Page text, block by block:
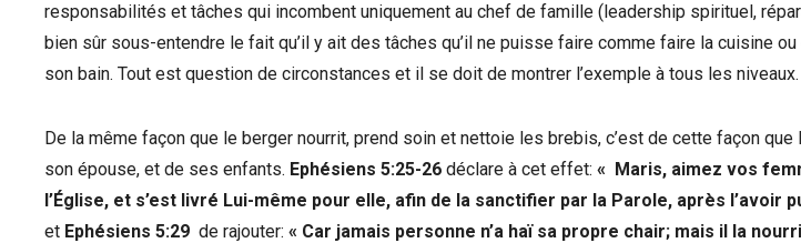
responsabilités et tâches qui incombent uniquement au chef de famille (leadership spirituel,
bien sûr sous-entendre le fait qu’il y ait des tâches qu’il ne puisse faire comme faire la cuisine ou
son bain. Tout est question de circonstances et il se doit de montrer l’exemple à tous les niveaux.
De la même façon que le berger nourrit, prend soin et nettoie les brebis, c’est de cette façon
son épouse, et de ses enfants. Ephésiens 5:25-26 déclare à cet effet: « Maris, aimez vos
l’Église, et s’est livré Lui-même pour elle, afin de la sanctifier par la Parole, après l’avoir
et Ephésiens 5:29 de rajouter: « Car jamais personne n’a haï sa propre chair; mais il la